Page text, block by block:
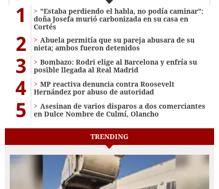
1
"Estaba perdiendo el habla, no podía caminar":
doña Josefa murió carbonizada en su casa en
Cortés
2
Abuela permitía que su pareja abusara de su
nieta; ambos fueron detenidos
3
Bombazo: Rodri elige al Barcelona y enfría su
posible llegada al Real Madrid
4
MP reactiva denuncia contra Roosevelt
Hernández por abuso de autoridad
5
Asesinan de varios disparos a dos comerciantes
en Dulce Nombre de Culmí, Olancho
TRENDING